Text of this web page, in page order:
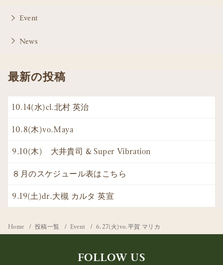
Event
News
最新の投稿
10.14(水)cl.北村 英治
10.8(木)vo.Maya
9.10(木) 大井貴司 & Super Vibration
８月のスケジュール表はこちら
9.19(土)dr.大槻 カルタ 英宣
Home 投稿一覧 Event 6.27(火)vo.平賀 マリカ
FOLLOW US